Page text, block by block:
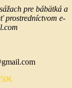
pre bábätká a
prostredníctvom e-
€